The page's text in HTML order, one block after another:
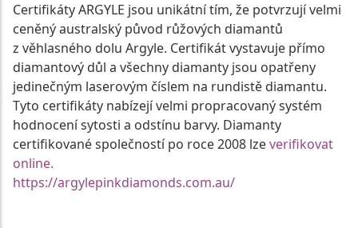
Certifikáty ARGYLE jsou unikátní tím, že potvrzují velmi
ceněný australský původ růžových diamantů
z věhlasného dolu Argyle. Certifikát vystavuje přímo
diamantový důl a všechny diamanty jsou opatřeny
jedinečným laserovým číslem na rundistě diamantu.
Tyto certifikáty nabízejí velmi propracovaný systém
hodnocení sytosti a odstínu barvy. Diamanty
certifikované společností po roce 2008 lzeverifikovat
online.
https://argylepinkdiamonds.com.au/